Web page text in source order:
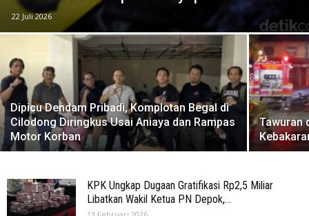
22 Juli 2026
Dipicu Dendam Pribadi, Komplotan Begal di
Cilodong Diringkus Usai Aniaya dan Rampas
Motor Korban
Tawuran
KPK Ungkap Dugaan Gratifikasi Rp2,5 Miliar
Libatkan Wakil Ketua PN Depok,...